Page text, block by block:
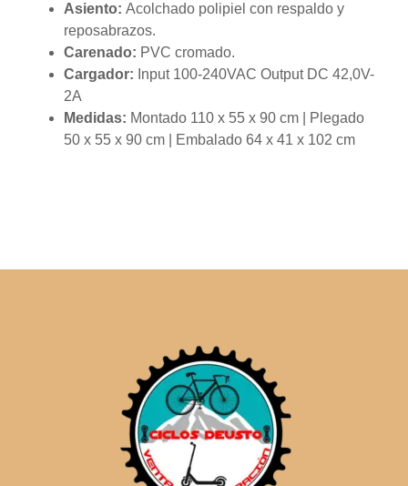
Asiento: Acolchado polipiel con respaldo y
reposabrazos.
Carenado: PVC cromado.
Cargador: Input 100-240VAC Output DC 42,0V-
2A
Medidas: Montado 110 x 55 x 90 cm | Plegado
50 x 55 x 90 cm | Embalado 64 x 41 x 102 cm